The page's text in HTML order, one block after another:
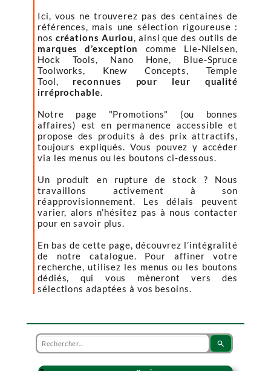
Ici, vous ne trouverez pas des centaines de
références, mais une sélection rigoureuse :
nos créations Auriou, ainsi que des outils de
marques d’exception
comme Lie-Nielsen,
Hock Tools, Nano Hone, Blue-Spruce
Toolworks, Knew Concepts, Temple
Tool, reconnues pour leur qualité
irréprochable.
Notre page "Promotions" (ou bonnes
affaires) est en permanence accessible et
propose des produits à des prix attractifs,
toujours expliqués. Vous pouvez y accéder
via les menus ou les boutons ci-dessous.
Un produit en rupture de stock ? Nous
travaillons activement à son
réapprovisionnement. Les délais peuvent
varier, alors n’hésitez pas à nous contacter
pour en savoir plus.
En bas de cette page, découvrez l’intégralité
de notre catalogue. Pour affiner votre
recherche, utilisez les menus ou les boutons
dédiés, qui vous mèneront vers des
sélections adaptées à vos besoins.
search